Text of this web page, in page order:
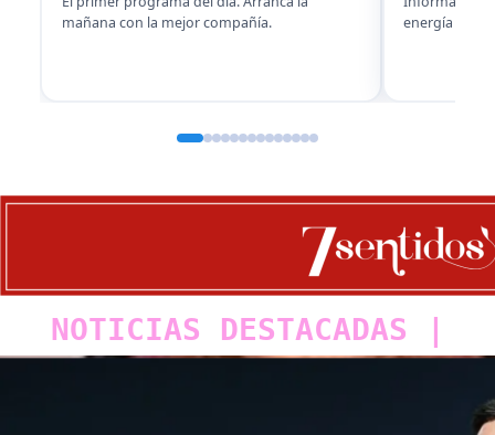
mañana con la mejor compañía.
energía para
NOTICIAS DESTACADAS |